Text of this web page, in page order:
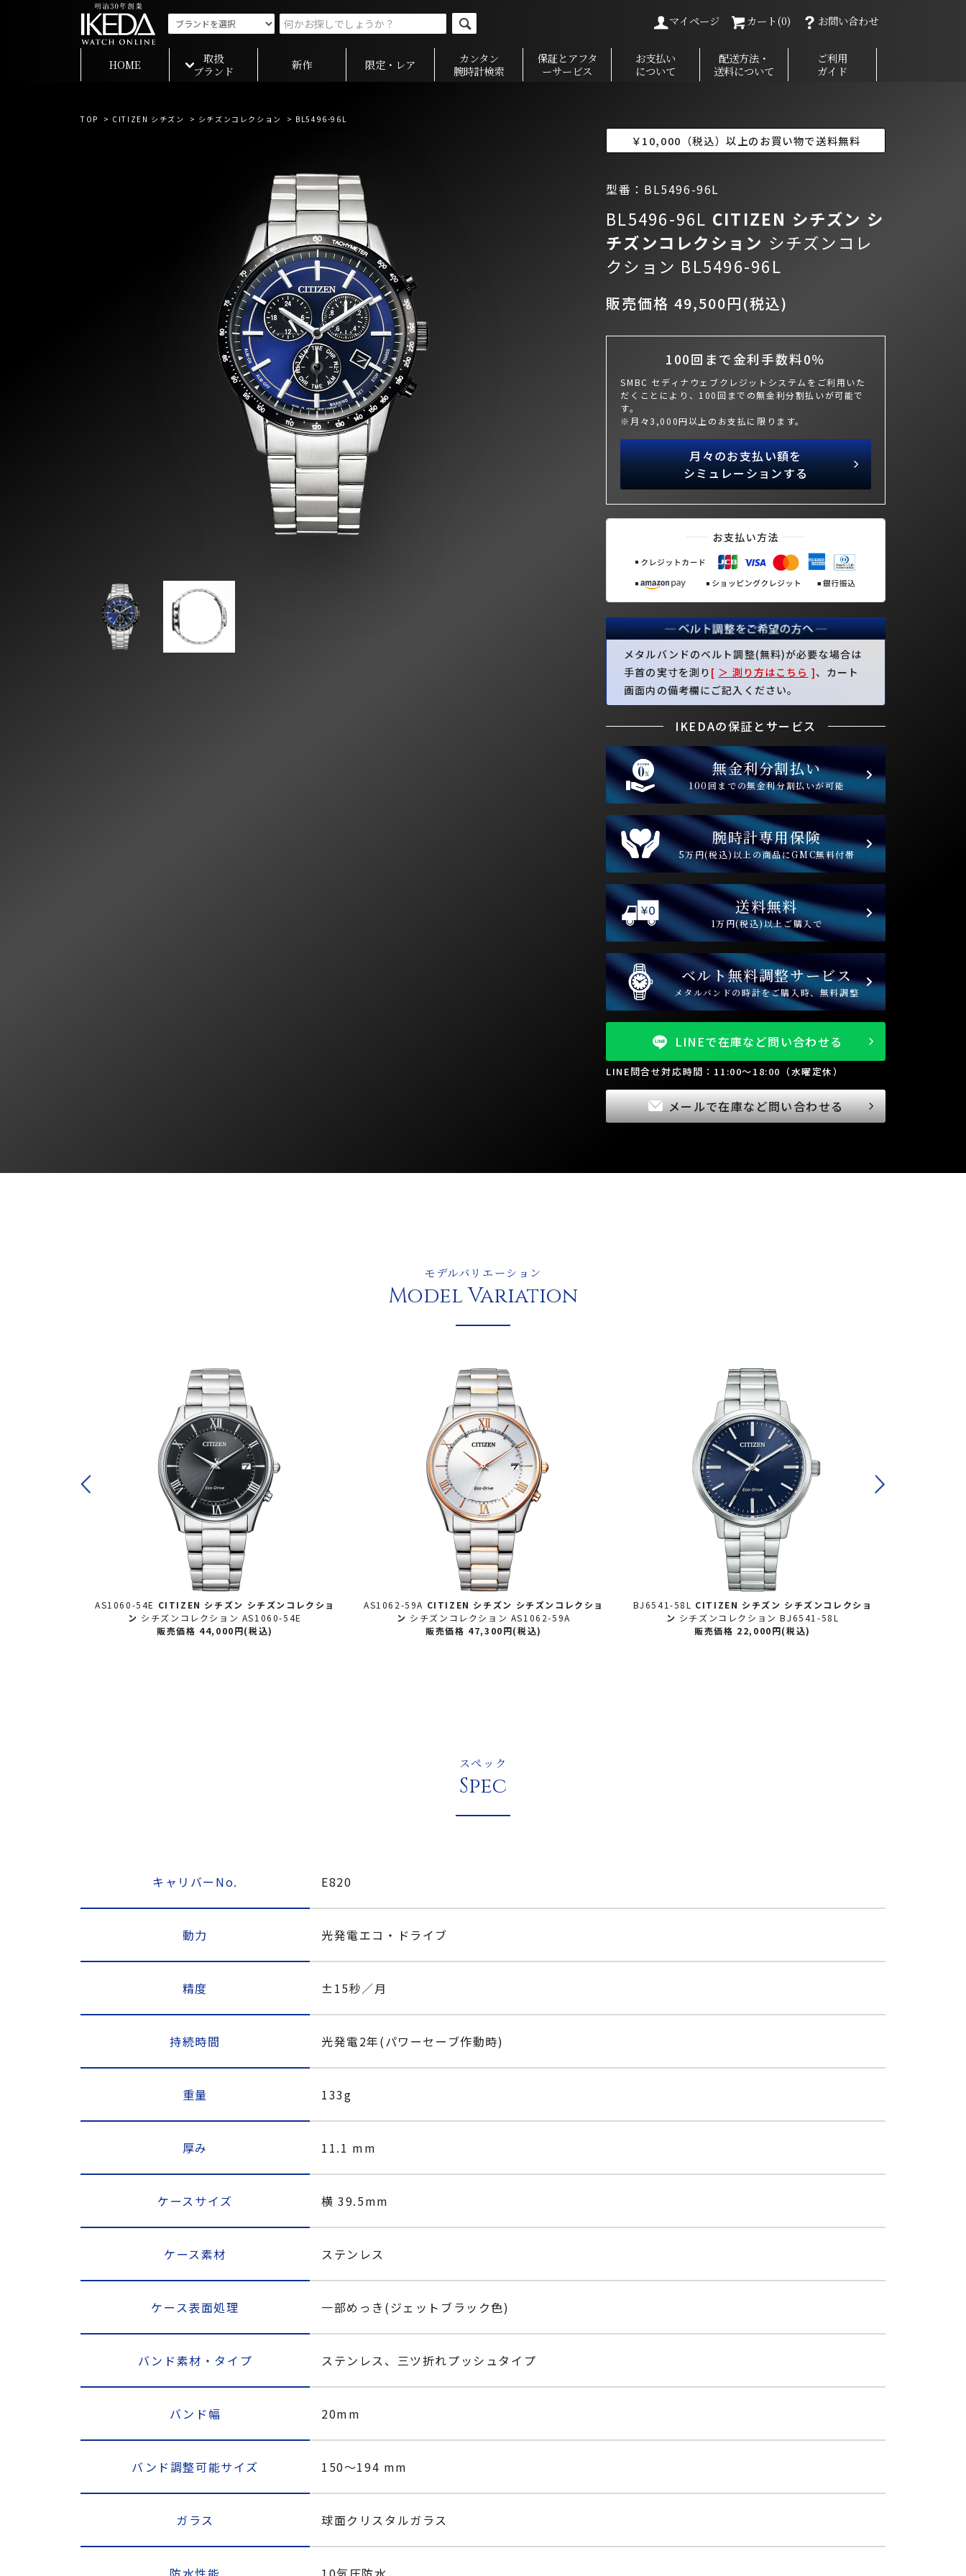
マイページ カート(0) お問い合わせ
HOME
取扱
ブランド
新作 限定・レア
カンタン
腕時計検索
保証とアフタ
ーサービス
お支払い
について
配送方法・
送料について
ご利用
ガイド
TOP > CITIZEN シチズン > シチズンコレクション > BL5496-96L
￥10,000（税込）以上のお買い物で送料無料
型番：BL5496-96L
BL5496-96L CITIZEN シチズン シ
チズンコレクション シチズンコレ
クション BL5496-96L
販売価格 49,500円(税込)
100回まで金利手数料0％
SMBC セディナウェブクレジットシステムをご利用いた
だくことにより、100回までの無金利分割払いが可能で
す。
※月々3,000円以上のお支払に限ります。
月々のお支払い額を
シミュレーションする
メタルバンドのベルト調整(無料)が必要な場合は
手首の実寸を測り [ ＞ 測り方はこちら ]、カート
画面内の備考欄にご記入ください。
IKEDAの保証とサービス
無金利分割払い
100回までの無金利分割払いが可能
腕時計専用保険
5万円(税込)以上の商品にGMC無料付帯
送料無料
1万円(税込)以上ご購入で
ベルト無料調整サービス
メタルバンドの時計をご購入時、無料調整
LINEで在庫など問い合わせる
LINE問合せ対応時間：11:00～18:00（水曜定休）
メールで在庫など問い合わせる
モデルバリエーション
Model Variation
AS1060-54E CITIZEN シチズン シチズンコレクショ
ン シチズンコレクション AS1060-54E
販売価格 44,000円(税込)
AS1062-59A CITIZEN シチズン シチズンコレクショ
ン シチズンコレクション AS1062-59A
販売価格 47,300円(税込)
BJ6541-58L CITIZEN シチズン シチズンコレクショ
ン シチズンコレクション BJ6541-58L
販売価格 22,000円(税込)
スペック
Spec
キャリバーNo. E820
動力 光発電エコ・ドライブ
精度 ±15秒／月
持続時間 光発電2年(パワーセーブ作動時)
重量 133g
厚み 11.1 mm
ケースサイズ 横 39.5mm
ケース素材 ステンレス
ケース表面処理 一部めっき(ジェットブラック色)
バンド素材・タイプ ステンレス、三ツ折れプッシュタイプ
バンド幅 20mm
バンド調整可能サイズ 150～194 mm
ガラス 球面クリスタルガラス